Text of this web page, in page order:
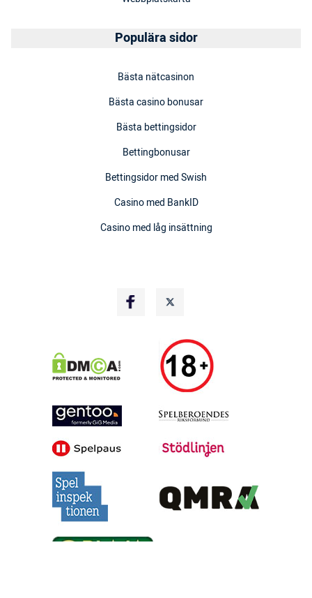
Populära sidor
Bästa nätcasinon
Bästa casino bonusar
Bästa bettingsidor
Bettingbonusar
Bettingsidor med Swish
Casino med BankID
Casino med låg insättning